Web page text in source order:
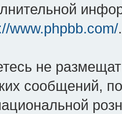
www.phpbb.com/.
не
сообщений,